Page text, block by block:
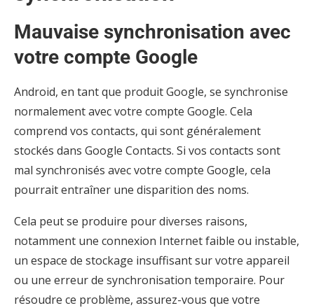
Mauvaise synchronisation avec
votre compte Google
Android, en tant que produit Google, se synchronise
normalement avec votre compte Google. Cela
comprend vos contacts, qui sont généralement
stockés dans Google Contacts. Si vos contacts sont
mal synchronisés avec votre compte Google, cela
pourrait entraîner une disparition des noms.
Cela peut se produire pour diverses raisons,
notamment une connexion Internet faible ou instable,
un espace de stockage insuffisant sur votre appareil
ou une erreur de synchronisation temporaire. Pour
résoudre ce problème, assurez-vous que votre